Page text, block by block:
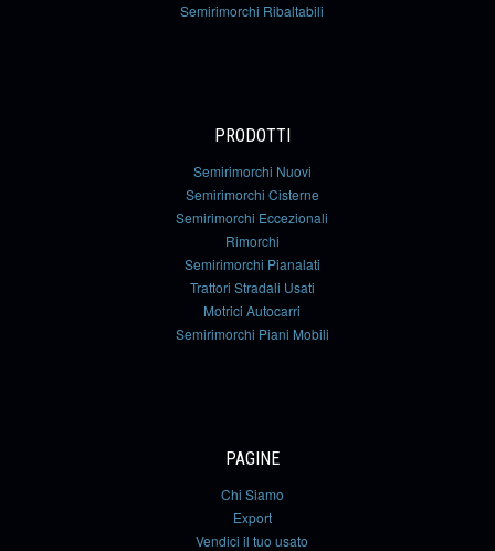
Semirimorchi Ribaltabili
PRODOTTI
Semirimorchi Nuovi
Semirimorchi Cisterne
Semirimorchi Eccezionali
Rimorchi
Semirimorchi Pianalati
Trattori Stradali Usati
Motrici Autocarri
Semirimorchi Piani Mobili
PAGINE
Chi Siamo
Export
Vendici il tuo usato